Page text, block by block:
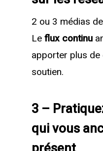
2 ou 3 médias
Leflux continu
apporter plus
soutien.
3 –
qui vous